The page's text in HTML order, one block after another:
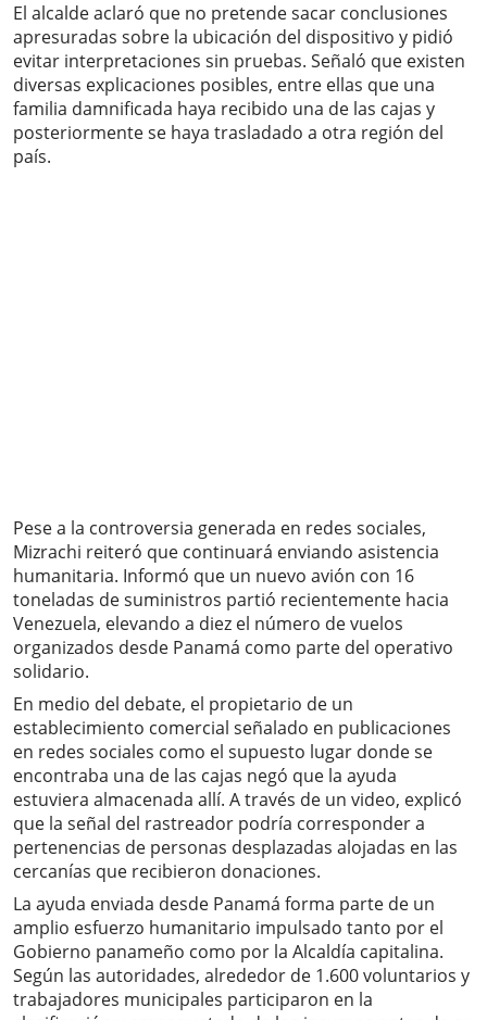
El alcalde aclaró que no pretende sacar conclusiones
apresuradas sobre la ubicación del dispositivo y pidió
evitar interpretaciones sin pruebas. Señaló que existen
diversas explicaciones posibles, entre ellas que una
familia damnificada haya recibido una de las cajas y
posteriormente se haya trasladado a otra región del
país.
Pese a la controversia generada en redes sociales,
Mizrachi reiteró que continuará enviando asistencia
humanitaria. Informó que un nuevo avión con 16
toneladas de suministros partió recientemente hacia
Venezuela, elevando a diez el número de vuelos
organizados desde Panamá como parte del operativo
solidario.
En medio del debate, el propietario de un
establecimiento comercial señalado en publicaciones
en redes sociales como el supuesto lugar donde se
encontraba una de las cajas negó que la ayuda
estuviera almacenada allí. A través de un video, explicó
que la señal del rastreador podría corresponder a
pertenencias de personas desplazadas alojadas en las
cercanías que recibieron donaciones.
La ayuda enviada desde Panamá forma parte de un
amplio esfuerzo humanitario impulsado tanto por el
Gobierno panameño como por la Alcaldía capitalina.
Según las autoridades, alrededor de 1.600 voluntarios y
trabajadores municipales participaron en la